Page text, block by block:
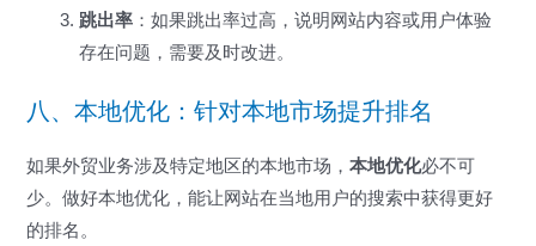
跳出率 ：如果跳出率过高，说明网站内容或用户体验
存在问题，需要及时改进。
八、本地优化：针对本地市场提升排名
如果外贸业务涉及特定地区的本地市场，本地优化必不可
少。做好本地优化，能让网站在当地用户的搜索中获得更好
的排名。